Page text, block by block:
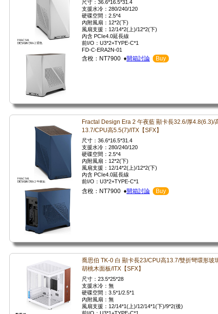
尺寸：36.6*16.5*31.4
支援水冷：280/240/120
硬碟空間：2.5*4
內附風扇：12*2(下)
風扇支援：12/14*2(上)/12*2(下)
內含 PCIe4.0延長線
前I/O：U3*2+TYPE-C*1
FD-C-ERA2N-01
含稅：NT7900 ♦開箱討論 Buy
Fractal Design Era 2 午夜藍 顯卡長32.6/厚4.8(6.3)/
13.7/CPU高5.5(7)/ITX【SFX】
尺寸：36.6*16.5*31.4
支援水冷：280/240/120
硬碟空間：2.5*4
內附風扇：12*2(下)
風扇支援：12/14*2(上)/12*2(下)
內含 PCIe4.0延長線
前I/O：U3*2+TYPE-C*1
含稅：NT7900 ♦開箱討論 Buy
喬思伯 TK-0 白 顯卡長23/CPU高13.7/雙折彎環形玻
胡桃木面板/ITX【SFX】
尺寸：23.5*25*28
支援水冷：無
硬碟空間：3.5*1/2.5*1
內附風扇：無
風扇支援：12/14*1(上)/12/14*1(下)/9*2(後)